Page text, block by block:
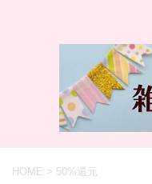
HOME > 50%還元